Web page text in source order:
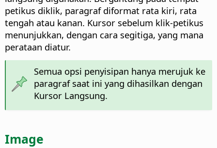
petikus diklik, paragraf diformat rata kiri, rata
tengah atau kanan. Kursor sebelum klik-petikus
menunjukkan, dengan cara segitiga, yang mana
perataan diatur.
Semua opsi penyisipan hanya merujuk ke
paragraf saat ini yang dihasilkan dengan
Kursor Langsung.
Image